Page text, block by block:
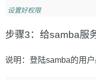
设置好权限
步骤3：给samba服
说明：登陆samba的用